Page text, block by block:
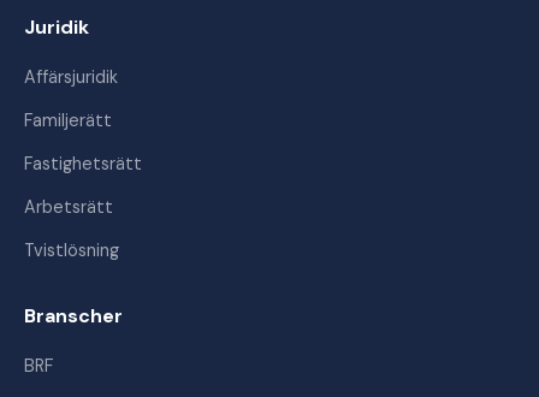
Juridik
Affärsjuridik
Familjerätt
Fastighetsrätt
Arbetsrätt
Tvistlösning
Branscher
BRF